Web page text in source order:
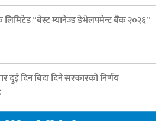
लिमिटेड “बेस्ट म्यानेज्ड डेभेलपमेन्ट बैंक २०२६”
दुई दिन बिदा दिने सरकारको निर्णय